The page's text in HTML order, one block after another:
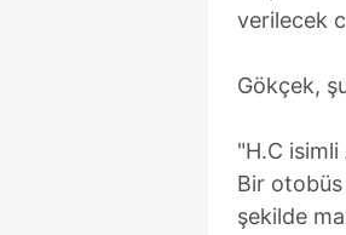
verilecek
Gökçek,
"H.C
Bir otobüs
şekilde